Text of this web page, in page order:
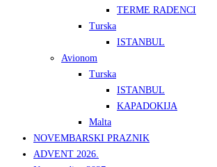
TERME RADENCI
Turska
ISTANBUL
Avionom
Turska
ISTANBUL
KAPADOKIJA
Malta
NOVEMBARSKI PRAZNIK
ADVENT 2026.